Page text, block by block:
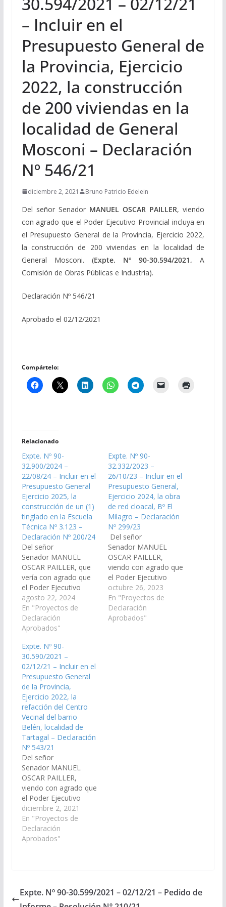
– Incluir en el
Presupuesto General de
la Provincia, Ejercicio
2022, la construcción
de 200 viviendas en la
localidad de General
Mosconi – Declaración
Nº 546/21
diciembre 2, 2021 Bruno Patricio Edelein
Del señor Senador MANUEL OSCAR PAILLER, viendo
con agrado que el Poder Ejecutivo Provincial incluya en
el Presupuesto General de la Provincia, Ejercicio 2022,
la construcción de 200 viviendas en la localidad de
General Mosconi. (Expte. Nº 90-30.594/2021, A
Comisión de Obras Públicas e Industria).
Declaración Nº 546/21
Aprobado el 02/12/2021
Compártelo:
Relacionado
Expte. Nº 90-
32.900/2024 –
22/08/24 – Incluir en el
Presupuesto General
Ejercicio 2025, la
construcción de un (1)
tinglado en la Escuela
Técnica Nº 3.123 –
Declaración Nº 200/24
Del señor
Senador MANUEL
OSCAR PAILLER, que
vería con agrado que
el Poder Ejecutivo
Provincial, a través de
los organismos
competentes incluya
en el Presupuesto
Provincial Ejercicio
2.025, la construcción
de un (1) tinglado en la
Escuela Técnica Nº
3.123 "General
Mosconi" de la
localidad de Prof.
Salvador…
agosto 22, 2024
En "Proyectos de
Declaración
Aprobados"
Expte. Nº 90-
32.332/2023 –
26/10/23 – Incluir en el
Presupuesto General,
Ejercicio 2024, la obra
de red cloacal, Bº El
Milagro – Declaración
Nº 299/23
Del señor
Senador MANUEL
OSCAR PAILLER,
viendo con agrado que
el Poder Ejecutivo
Provincial, incluya en el
Presupuesto General,
Ejercicio 2024, la
construcción de la red
octubre 26, 2023
En "Proyectos de
Declaración
Aprobados"
Expte. Nº 90-
30.590/2021 –
02/12/21 – Incluir en el
Presupuesto General
de la Provincia,
Ejercicio 2022, la
refacción del Centro
Vecinal del barrio
Belén, localidad de
Tartagal – Declaración
Nº 543/21
Del señor
Senador MANUEL
OSCAR PAILLER,
viendo con agrado que
el Poder Ejecutivo
Provincial incluya en el
Presupuesto General
de la Provincia,
Ejercicio 2022, la
30.590/2021, A
Comisión de Obras
diciembre 2, 2021
En "Proyectos de
Declaración
Aprobados"
Expte. Nº 90-30.599/2021 – 02/12/21 – Pedido de